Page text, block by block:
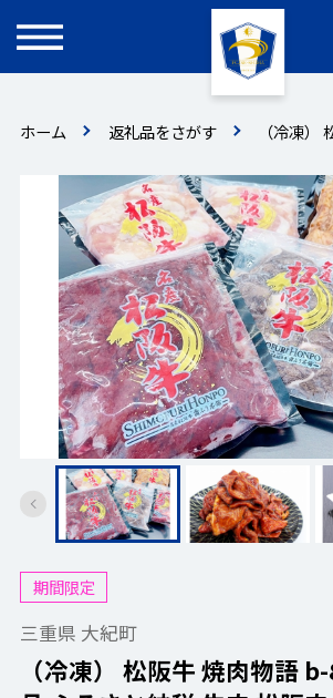
ホーム 返礼品をさがす （冷凍
期間限定
三重県 大紀町
（冷凍） 松阪牛 焼肉物語